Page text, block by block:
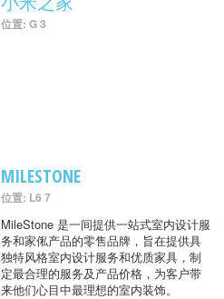
位置: G 3
MILESTONE
位置: L6 7
MileStone 是一间提供一站式室内设计服
务和家俬产品的零售品牌，旨在提供具
独特风格室内设计服务和优质家具，制
定最合理的服务及产品价格，为客户带
来他们心目中最理想的室内装饰。